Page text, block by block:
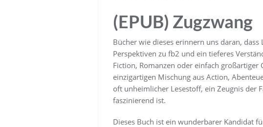
(EPUB) Zugzwang
Bücher wie dieses erinnern uns daran,
Perspektiven zu fb2 und ein tieferes
Fiction, Romanzen oder einfach
einzigartigen Mischung aus Action,
oft unheimlicher Lesestoff, ein Zeugnis der
faszinierend ist.
Dieses Buch ist ein wunderbarer Kandidat